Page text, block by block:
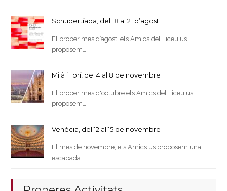
Schubertíada, del 18 al 21 d’agost
El proper mes d’agost, els Amics del Liceu us
proposem…
Milà i Torí, del 4 al 8 de novembre
El proper mes d'octubre els Amics del Liceu us
proposem…
Venècia, del 12 al 15 de novembre
El mes de novembre, els Amics us proposem una
escapada…